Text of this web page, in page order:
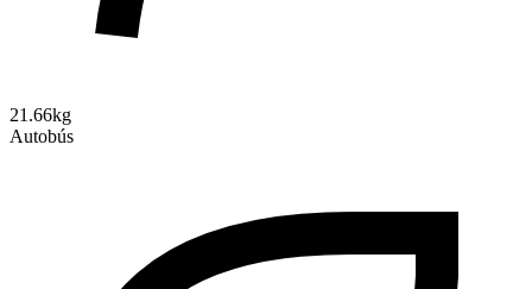
21.66kg
Autobús